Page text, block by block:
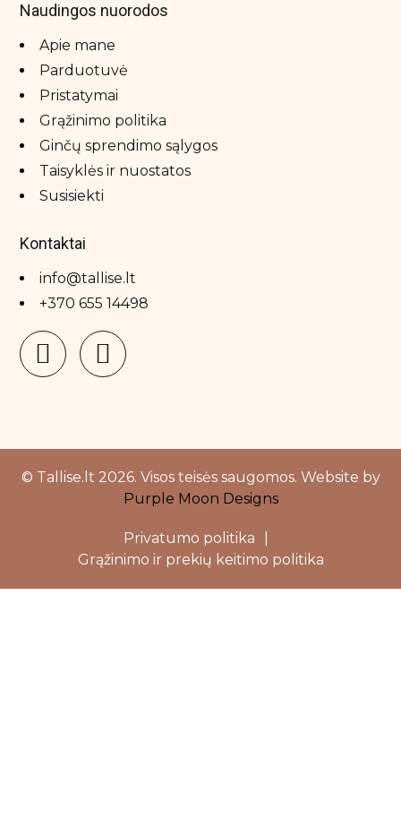
Naudingos nuorodos
Apie mane
Parduotuvė
Pristatymai
Grąžinimo politika
Ginčų sprendimo sąlygos
Taisyklės ir nuostatos
Susisiekti
Kontaktai
info@tallise.lt
+370 655 14498
© Tallise.lt 2026. Visos teisės saugomos. Website by
Purple Moon Designs
Privatumo politika
Grąžinimo ir prekių keitimo politika